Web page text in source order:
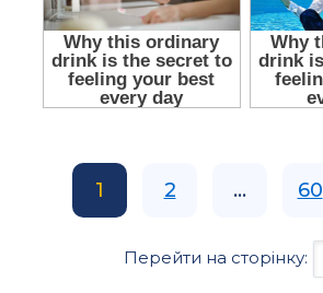
1 2 ... 60
Перейти на сторінку: